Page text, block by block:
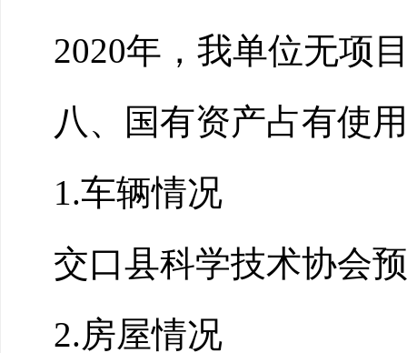
2020年，我单位无项
八、国有资产占有使
1.车辆情况
交口县科学技术协
2.房屋情况